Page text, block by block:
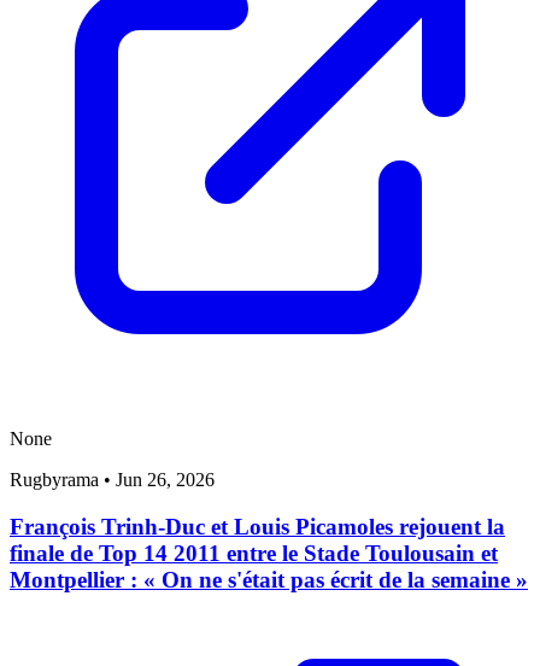
None
Rugbyrama • Jun 26, 2026
François Trinh-Duc et Louis Picamoles rejouent la
finale de Top 14 2011 entre le Stade Toulousain et
Montpellier : « On ne s'était pas écrit de la semaine »